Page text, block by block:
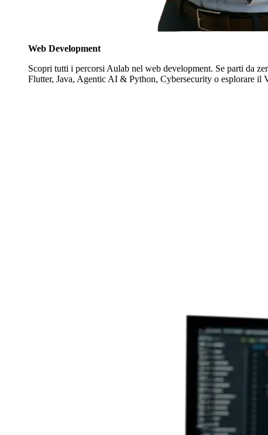
Web Development
Scopri tutti i percorsi Aulab nel web development. Se parti da
Flutter, Java, Agentic AI & Python, Cybersecurity o esplorare